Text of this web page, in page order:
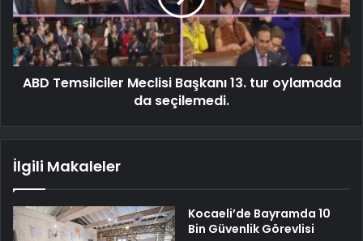
ABD Temsilciler Meclisi Başkanı 13. tur oylamada
da seçilemedi.
İlgili Makaleler
Kocaeli’de Bayramda 10
Bin Güvenlik Görevlisi